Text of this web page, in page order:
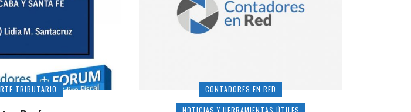
TRIBUTARIO CONTADORES EN RED